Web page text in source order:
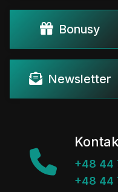
Bonusy
Newsletter
+48 44
+48 44